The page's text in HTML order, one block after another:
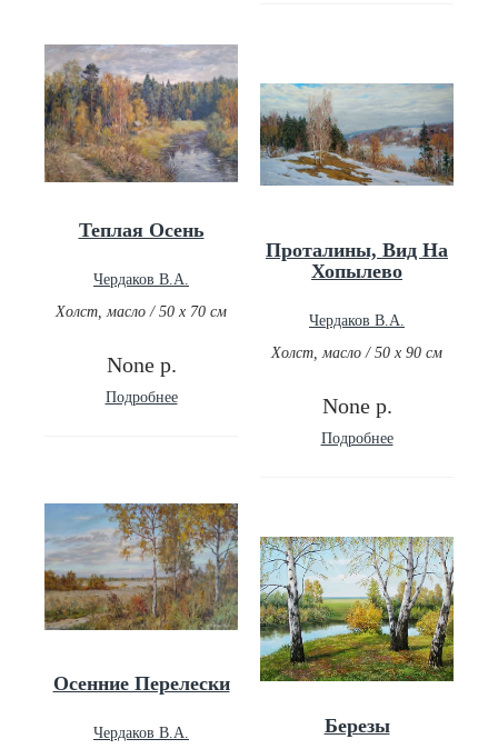
Теплая Осень
Чердаков В.А.
Холст, масло / 50 х 70 см
None р.
Подробнее
Проталины, Вид На
Хопылево
Чердаков В.А.
Холст, масло / 50 х 90 см
None р.
Подробнее
Осенние Перелески
Чердаков В.А.
Березы